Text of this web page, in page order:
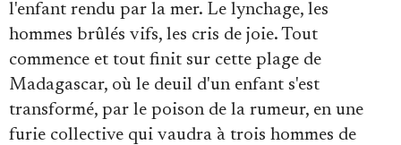
l'enfant rendu par la mer. Le lynchage, les
hommes brûlés vifs, les cris de joie. Tout
commence et tout finit sur cette plage de
Madagascar, où le deuil d'un enfant s'est
transformé, par le poison de la rumeur, en une
furie collective qui vaudra à trois hommes de